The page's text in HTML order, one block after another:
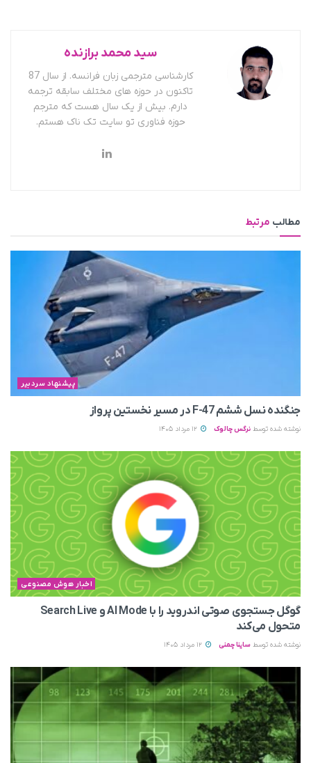
سید محمد برازنده
کارشناسی مترجمی زبان فرانسه. از سال 87
تاکنون در حوزه های مختلف سابقه ترجمه
دارم. بیش از یک سال هست که مترجم
حوزه فناوری تو سایت تک ناک هستم.
مطالب مرتبط
پیشنهاد سردبیر
جنگنده نسل ششم F-47 در مسیر نخستین پرواز
نوشته شده توسط نرگس چالوک
اخبار هوش مصنوعی
گوگل جستجوی صوتی اندروید را با AI Mode و Search Live
متحول می‌کند
نوشته شده توسط ساینا چمنی